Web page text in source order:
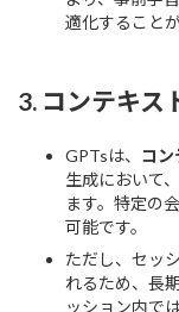
適化すること
3. コンテキス
GPTsは、 コン
生成において
ます。特定の
可能です。
ただし、セッ
れるため、長
ッション内で